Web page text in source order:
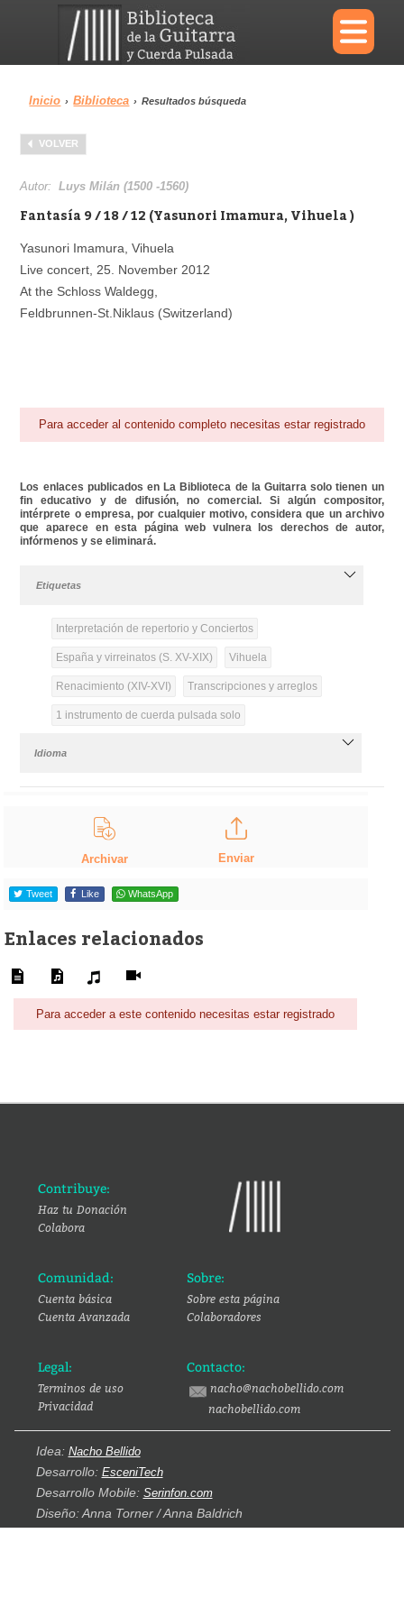
×
Menu
Biblioteca
Área personal
Inicio › Biblioteca › Resultados búsqueda
VOLVER
Autor:Luys Milán (1500 -1560)
Fantasía 9 / 18 / 12 (Yasunori Imamura, Vihuela )
Yasunori Imamura, Vihuela
Live concert, 25. November 2012
At the Schloss Waldegg,
Feldbrunnen-St.Niklaus (Switzerland)
Para acceder al contenido completo necesitas estar registrado
Los enlaces publicados en La Biblioteca de la Guitarra solo tienen un
fin educativo y de difusión, no comercial. Si algún compositor,
intérprete o empresa, por cualquier motivo, considera que un archivo
que aparece en esta página web vulnera los derechos de autor,
infórmenos y se eliminará.
Etiquetas
Interpretación de repertorio y Conciertos
España y virreinatos (S. XV-XIX) Vihuela
Renacimiento (XIV-XVI) Transcripciones y arreglos
1 instrumento de cuerda pulsada solo
Idioma
Archivar Enviar
Tweet Like WhatsApp
Enlaces relacionados
Para acceder a este contenido necesitas estar registrado
Contribuye:
Haz tu Donación
Colabora
Comunidad:
Cuenta básica
Cuenta Avanzada
Sobre:
Sobre esta página
Colaboradores
Legal:
Terminos de uso
Privacidad
Contacto:
nacho@nachobellido.com
nachobellido.com
Idea: Nacho Bellido
Desarrollo: EsceniTech
Desarrollo Mobile: Serinfon.com
Diseño: Anna Torner / Anna Baldrich